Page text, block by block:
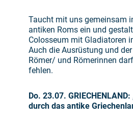
Taucht mit uns gemeinsam
antiken Roms ein und
Colosseum mit Gladiatoren
Auch die Ausrüstung und
Römer/ und Römerinnen
fehlen.
Do. 23.07.
durch das antike